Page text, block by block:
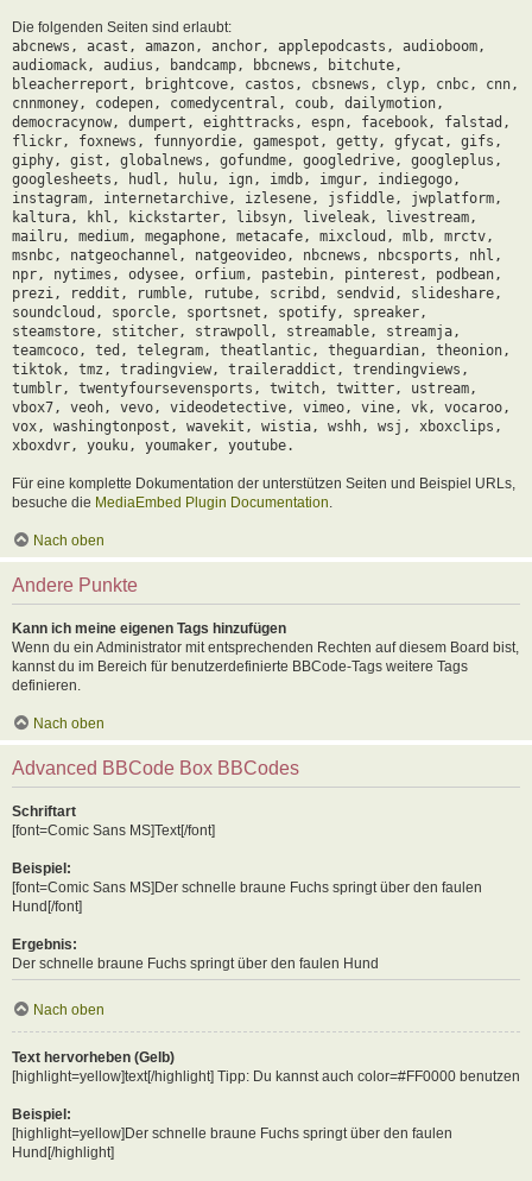
Die folgenden Seiten sind erlaubt:
abcnews, acast, amazon, anchor, applepodcasts, audioboom,
audiomack, audius, bandcamp, bbcnews, bitchute,
bleacherreport, brightcove, castos, cbsnews, clyp, cnbc, cnn,
cnnmoney, codepen, comedycentral, coub, dailymotion,
democracynow, dumpert, eighttracks, espn, facebook, falstad,
flickr, foxnews, funnyordie, gamespot, getty, gfycat, gifs,
giphy, gist, globalnews, gofundme, googledrive, googleplus,
googlesheets, hudl, hulu, ign, imdb, imgur, indiegogo,
instagram, internetarchive, izlesene, jsfiddle, jwplatform,
kaltura, khl, kickstarter, libsyn, liveleak, livestream,
mailru, medium, megaphone, metacafe, mixcloud, mlb, mrctv,
msnbc, natgeochannel, natgeovideo, nbcnews, nbcsports, nhl,
npr, nytimes, odysee, orfium, pastebin, pinterest, podbean,
prezi, reddit, rumble, rutube, scribd, sendvid, slideshare,
soundcloud, sporcle, sportsnet, spotify, spreaker,
steamstore, stitcher, strawpoll, streamable, streamja,
teamcoco, ted, telegram, theatlantic, theguardian, theonion,
tiktok, tmz, tradingview, traileraddict, trendingviews,
tumblr, twentyfoursevensports, twitch, twitter, ustream,
vbox7, veoh, vevo, videodetective, vimeo, vine, vk, vocaroo,
vox, washingtonpost, wavekit, wistia, wshh, wsj, xboxclips,
xboxdvr, youku, youmaker, youtube.
Für eine komplette Dokumentation der unterstützen Seiten und Beispiel URLs,
besuche die MediaEmbed Plugin Documentation.
Nach oben
Andere Punkte
Kann ich meine eigenen Tags hinzufügen
Wenn du ein Administrator mit entsprechenden Rechten auf diesem Board bist,
kannst du im Bereich für benutzerdefinierte BBCode-Tags weitere Tags
definieren.
Nach oben
Advanced BBCode Box BBCodes
Schriftart
[font=Comic Sans MS]Text[/font]
Beispiel:
[font=Comic Sans MS]Der schnelle braune Fuchs springt über den faulen
Hund[/font]
Ergebnis:
Der schnelle braune Fuchs springt über den faulen Hund
Nach oben
Text hervorheben (Gelb)
[highlight=yellow]text[/highlight] Tipp: Du kannst auch color=#FF0000 benutzen
Beispiel:
[highlight=yellow]Der schnelle braune Fuchs springt über den faulen
Hund[/highlight]